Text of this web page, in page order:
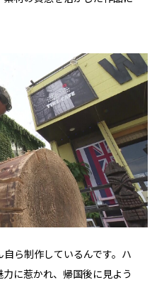
ら制作しているんです。ハ
に惹かれ、帰国後に見よう